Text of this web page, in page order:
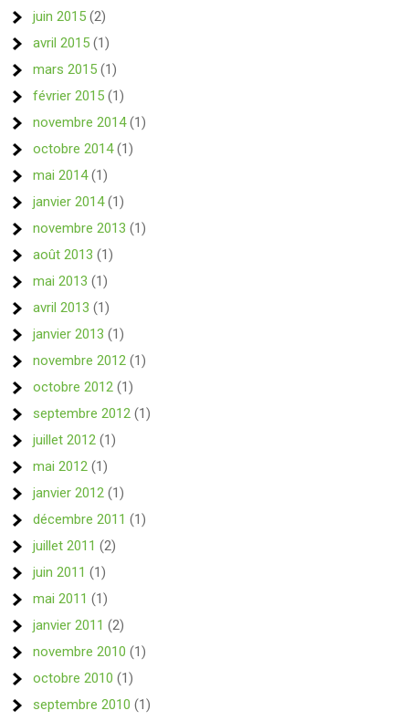
juin 2015 (2)
avril 2015 (1)
mars 2015 (1)
février 2015 (1)
novembre 2014(1)
octobre 2014(1)
mai 2014(1)
janvier 2014(1)
novembre 2013 (1)
août 2013 (1)
mai 2013 (1)
avril 2013 (1)
janvier 2013 (1)
novembre 2012 (1)
octobre 2012 (1)
septembre 2012 (1)
juillet 2012 (1)
mai 2012 (1)
janvier 2012 (1)
décembre 2011 (1)
juillet 2011 (2)
juin 2011 (1)
mai 2011 (1)
janvier 2011 (2)
novembre 2010 (1)
octobre 2010 (1)
septembre 2010 (1)